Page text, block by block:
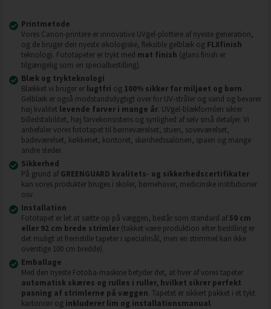
Printmetode
Vores Canon-printere er innovative UVgel-plottere af nyeste generation,
og de bruger den nyeste økologiske, fleksible gelblæk og FLXfinish
teknologi. Fototapeter er trykt med mat finish (glans finish er
tilgængelig som en specialbestilling).
Blæk og trykteknologi
Blækket vi bruger er lugtfri og 100% sikker for miljøet og børn.
Gelblæk er også modstandsdygtigt over for UV-stråler og vand og bevarer
høj kvalitet levende farver i mange år. UVgel-blækformlen sikrer
billedstabilitet, høj farvekonsistens og synlighed af selv små detaljer. Vi
anbefaler vores fototapet til børneværelset, stuen, soveværelset,
badeværelset, køkkenet, kontoret, skønhedssalonen, spaen og mange
andre steder.
Sikkerhed
På grund af GREENGUARD kvalitets- og sikkerhedscertifikater
kan vores produkter bruges i skoler, børnehaver, medicinske institutioner
osv.
Installation
Fototapet er let at sætte op på væggen, består som standard af 50 cm
eller 92 cm brede strimler (takket være produktion efter bestilling er
det muligt at fremstille tapeter i specialmål, men en strimmel kan ikke
overstige 100 cm bredde).
Emballage
Med den nyeste Fotoba-maskine betyder det, at hver af vores tapeter
automatisk skæres og rulles i ruller, hvilket sikrer perfekt
pasning af strimlerne på væggen. Tapetet er sikkert pakket i et tykt
kartonrør og inkluderer lim og installationsmanual.